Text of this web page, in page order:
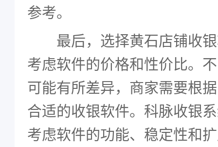
参考。
最后，选择黄石店铺收银
考虑软件的价格和性价比。
可能有所差异，商家需要根
合适的收银软件。科脉收银
考虑软件的功能、稳定性和